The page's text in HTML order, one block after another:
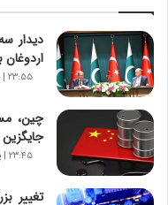
ا
ی
ر
ا
ن‌
خ
و
د
ر
دیدار
اردوغان
۲۳:۵۵ | پنجشنبه، ۱۵ مرداد ۱۴۰۵
چین،
۲۳:۴۵ | پنجشنبه، ۱۵ مرداد ۱۴۰۵